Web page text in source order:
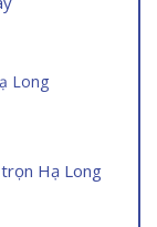
Long
Hạ Long